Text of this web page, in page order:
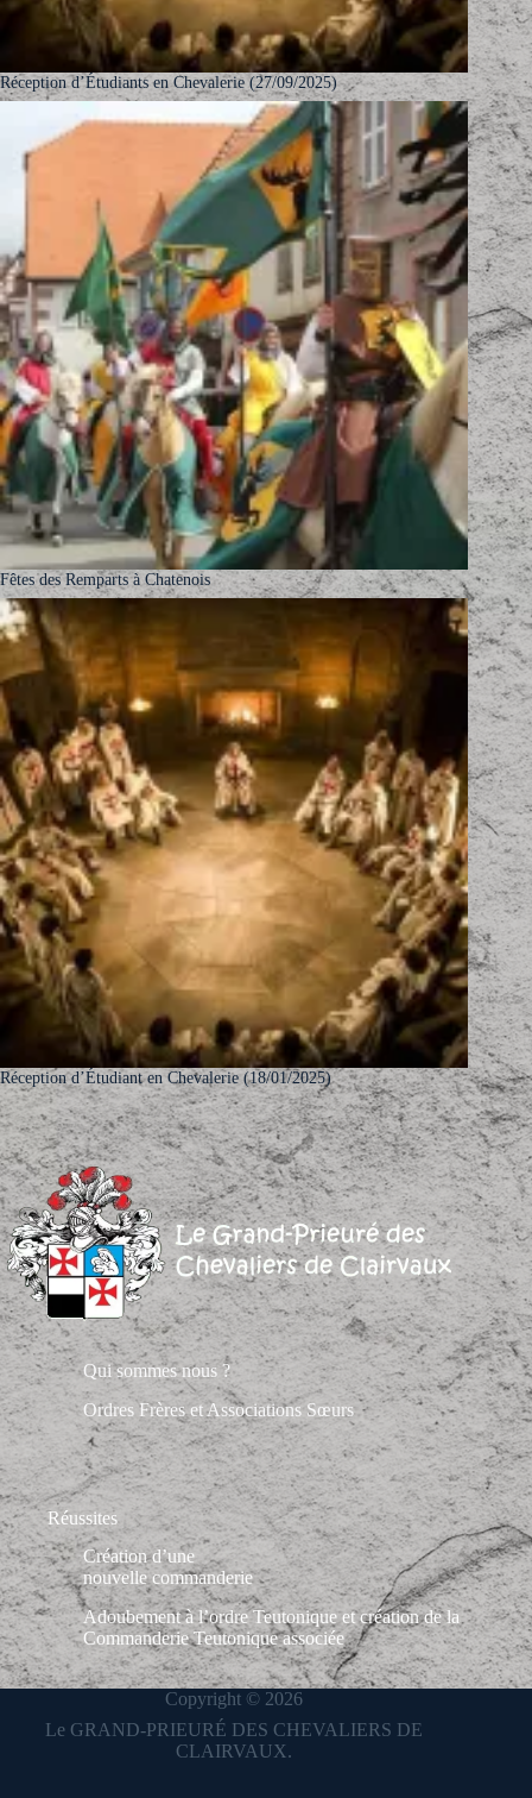
Réception d’Étudiants en Chevalerie (27/09/2025)
Fêtes des Remparts à Chatenois
Réception d’Étudiant en Chevalerie (18/01/2025)
Qui sommes nous ?
Ordres Frères et Associations Sœurs
Réussites
Création d’une
nouvelle commanderie
Adoubement à l’ordre Teutonique et création de la
Commanderie Teutonique associée
Copyright © 2026
Le GRAND-PRIEURÉ DES CHEVALIERS DE
CLAIRVAUX.